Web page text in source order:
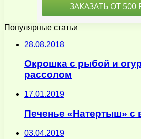
Популярные статьи
28.08.2018
Окрошка с рыбой и
рассолом
17.01.2019
Печенье «Натертыш» с
03.04.2019